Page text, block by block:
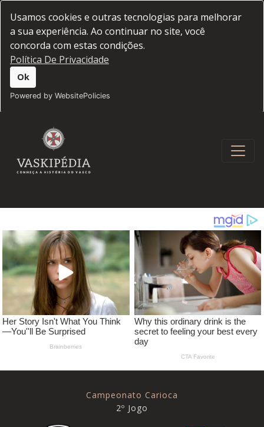
Usamos cookies e outras tecnologias para melhorar
a sua experiência. Ao continuar no site, você
concorda com estas condições.
Política De Privacidade
Ok
Powered by WebsitePolicies
Campeonato Carioca
2º Jogo